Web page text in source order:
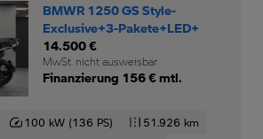
BMWR 1250 GS Style-
Exclusive+3-Pakete+LED+
14.500 €
MwSt. nicht ausweisbar
Finanzierung 156 € mtl.
100 kW (136 PS)
51.926 km